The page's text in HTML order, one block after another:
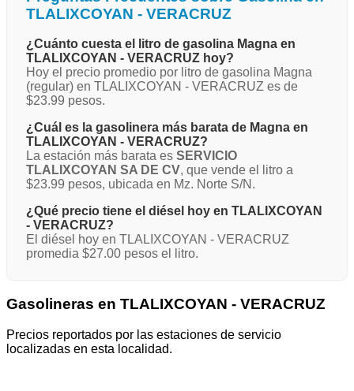
TLALIXCOYAN - VERACRUZ
¿Cuánto cuesta el litro de gasolina Magna en
TLALIXCOYAN - VERACRUZ hoy?
Hoy el precio promedio por litro de gasolina Magna
(regular) en TLALIXCOYAN - VERACRUZ es de
$23.99 pesos.
¿Cuál es la gasolinera más barata de Magna en
TLALIXCOYAN - VERACRUZ?
La estación más barata es SERVICIO
TLALIXCOYAN SA DE CV, que vende el litro a
$23.99 pesos, ubicada en Mz. Norte S/N.
¿Qué precio tiene el diésel hoy en TLALIXCOYAN
- VERACRUZ?
El diésel hoy en TLALIXCOYAN - VERACRUZ
promedia $27.00 pesos el litro.
Gasolineras en TLALIXCOYAN - VERACRUZ
Precios reportados por las estaciones de servicio
localizadas en esta localidad.